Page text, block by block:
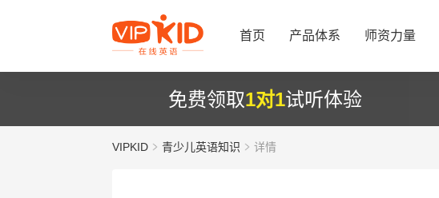
首页 产品体系 师资力量
免费领取1对1试听体验
VIPKID 青少儿英语知识 详情